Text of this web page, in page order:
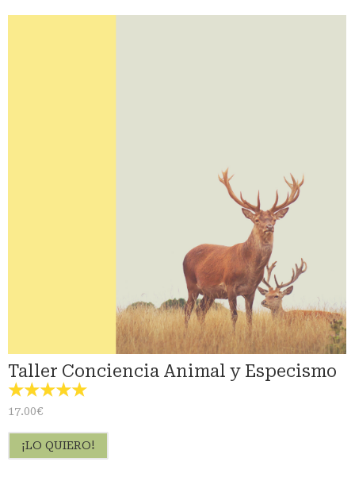
Taller Conciencia Animal y Especismo
☆☆☆☆☆
17.00€
¡LO QUIERO!